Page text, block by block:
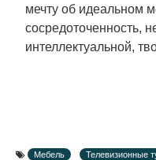
мечту об идеальном
сосредоточенность,
интеллектуальной,
Мебель Телевизионные